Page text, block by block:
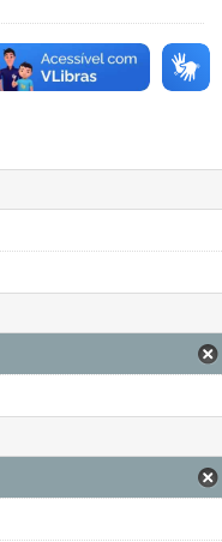
de dados